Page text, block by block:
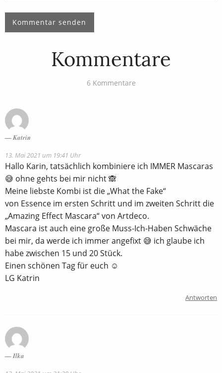
Kommentare
6 Kommentare
Katrin
13. Mai 2021 um 19:41 Uhr
Hallo Karin, tatsächlich kombiniere ich IMMER Mascaras
😅 ohne gehts bei mir nicht 🙈
Meine liebste Kombi ist die „What the Fake“
von Essence im ersten Schritt und im zweiten Schritt die
„Amazing Effect Mascara“ von Artdeco.
Mascara ist auch eine große Muss-Ich-Haben Schwäche
bei mir, da werde ich immer angefixt 😅 ich glaube ich
habe zwischen 15 und 20 Stück.
Einen schönen Tag für euch ☺️
LG Katrin
Antworten
Ilka